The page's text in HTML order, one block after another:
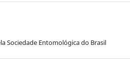
Sociedade Entomológica do Brasil